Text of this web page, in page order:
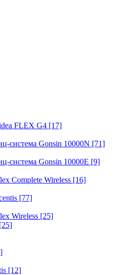
FLEX G4 [17]
система Gonsin 10000N [71]
система Gonsin 10000E [9]
Complete Wireless [16]
[77]
Wireless [25]
[12]